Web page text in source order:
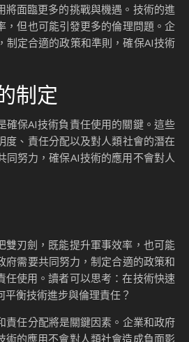
將面臨更多的挑戰與機遇。技術的進
，但也可能引發更多的倫理問題。企
制定合適的政策和準則，確保AI技術
制定
確保AI技術負責任使用的關鍵。這些
度、責任分配以及對人類社會的潛在
同努力，確保AI技術的應用不會對人
雙刃劍，既能提升軍事效率，也可能
府需要共同努力，制定合適的政策和
任使用。讀者可以思考：在技術快速
衡技術進步與倫理責任？
責任分配將是關鍵因素。企業和政府
術的應用不會對人類社會造成負面影